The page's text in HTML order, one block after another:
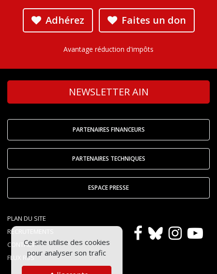
Adhérez Faites un don
Avantage réduction d'impôts
NEWSLETTER AIN
PARTENAIRES FINANCEURS
PARTENAIRES TECHNIQUES
ESPACE PRESSE
PLAN DU SITE
RECRUTEMENTS
CONTACT
FLUX RSS
Ce site utilise des cookies
pour analyser son trafic